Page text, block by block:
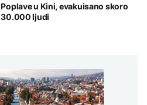
Poplave u Kini, evakuisano skoro
30.000 ljudi